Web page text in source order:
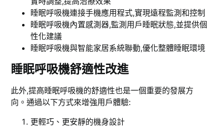
睡眠呼吸機連接手機應用程式,實現遠程監測和控制
睡眠呼吸機內置感測器,監測用戶睡眠狀態,並提供個
性化建議
睡眠呼吸機與智能家居系統聯動,優化整體睡眠環境
睡眠呼吸機舒適性改進
此外,提高睡眠呼吸機的舒適性也是一個重要的發展方
向。通過以下方式來增強用戶體驗:
更輕巧、更安靜的機身設計